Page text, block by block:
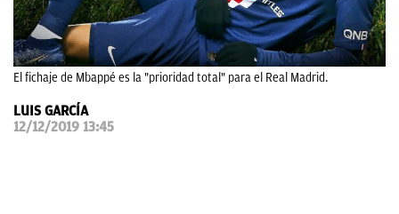
El fichaje de Mbappé es la "prioridad total" para el Real Madrid.
LUIS GARCÍA
12/12/2019 13:45